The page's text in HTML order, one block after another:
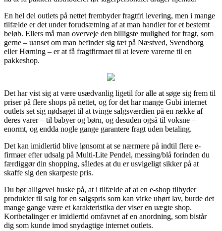
En hel del outlets på nettet frembyder fragtfri levering, men i mange
tilfælde er det under forudsætning af at man handler for et bestemt
beløb. Ellers må man overveje den billigste mulighed for fragt, som
gerne – uanset om man befinder sig tæt på Næstved, Svendborg
eller Hørning – er at få fragtfirmaet til at levere varerne til en
pakkeshop.
Det har vist sig at være usædvanlig ligetil for alle at søge sig frem til
priser på flere shops på nettet, og for det har mange Gubi internet
outlets set sig nødsaget til at tvinge salgsværdien på en række af
deres varer – til babyer og børn, og desuden også til voksne –
enormt, og endda nogle gange garantere fragt uden betaling.
Det kan imidlertid blive lønsomt at se nærmere på indtil flere e-
firmaer efter udsalg på Multi-Lite Pendel, messing/blå forinden du
færdiggør din shopping, således at du er usvigeligt sikker på at
skaffe sig den skarpeste pris.
Du bør alligevel huske på, at i tilfælde af at en e-shop tilbyder
produkter til salg for en salgspris som kan virke uhørt lav, burde det
mange gange være et karakteristika der viser en uægte shop.
Kortbetalinger er imidlertid omfavnet af en anordning, som bistår
dig som kunde imod snydagtige internet outlets.